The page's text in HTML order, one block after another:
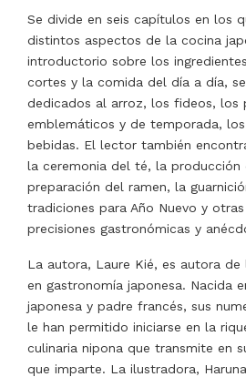
Se divide en seis capítulos en los
distintos aspectos de la cocina
introductorio sobre los
cortes y la comida del día a día,
dedicados al arroz, los fideos, los
emblemáticos y de temporada,
bebidas. El lector también
la ceremonia del té, la producción
preparación del ramen, la
tradiciones para Año Nuevo y
precisiones gastronómicas y
La autora, Laure Kié, es autora de
en gastronomía japonesa. Nacida
japonesa y padre francés, sus
le han permitido iniciarse en la
culinaria nipona que transmite en
que imparte. La ilustradora,